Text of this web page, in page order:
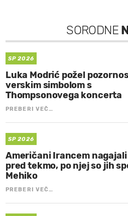
SORODNE
SP 2026
Luka Modrić požel
verskim simbolom s
Thompsonovega koncerta
PREBERI VEČ…
SP 2026
Američani Irancem nagajali
pred tekmo, po njej so jih
Mehiko
PREBERI VEČ…